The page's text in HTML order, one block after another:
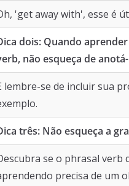
'get away with', esse é
dois: Quando
não esqueça de
lembre-se de incluir sua
três: Não esqueça a
se o phrasal verb
precisa de um